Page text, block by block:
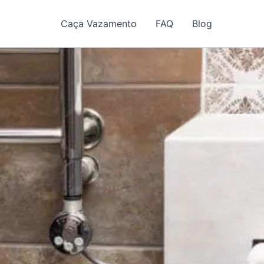
Caça Vazamento FAQ Blog